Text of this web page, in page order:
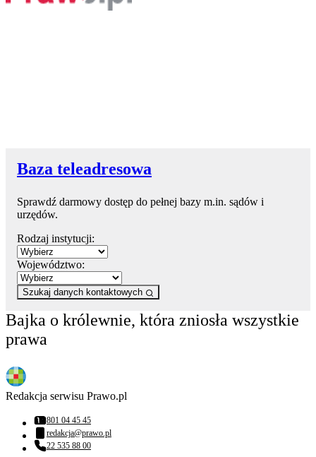
Baza teleadresowa
Sprawdź darmowy dostęp do pełnej bazy m.in. sądów i
urzędów.
Rodzaj instytucji:
Województwo:
Szukaj danych kontaktowych
Bajka o królewnie, która zniosła wszystkie
prawa
Redakcja serwisu Prawo.pl
Numer telefonu:
801 04 45 45
Adres email:
redakcja@prawo.pl
Numer telefonu:
22 535 88 00